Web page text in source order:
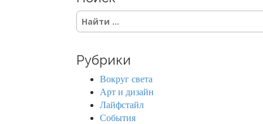
S
e
c
Рубрики
Вокруг света
Арт и дизайн
Лайфстайл
События